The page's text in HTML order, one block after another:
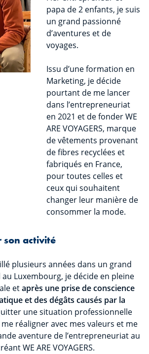
papa de 2 enfants, je suis
un grand passionné
d’aventures et de
voyages.
Issu d’une formation en
Marketing, je décide
pourtant de me lancer
dans l’entrepreneuriat
en 2021 et de fonder WE
ARE VOYAGERS, marque
de vêtements provenant
de fibres recyclées et
fabriqués en France,
pour toutes celles et
ceux qui souhaitent
changer leur manière de
consommer la mode.
son activité
plusieurs années dans un grand
Luxembourg, je décide en pleine
etaprès une prise de conscience
et des dégâts causés par la
une situation professionnelle
réaligner avec mes valeurs et me
aventure de l’entrepreneuriat au
WE ARE VOYAGERS.